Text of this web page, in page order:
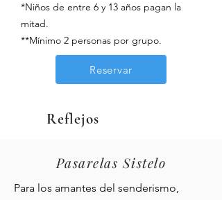
*Niños de entre 6 y 13 años pagan la
mitad.
**Mínimo 2 personas por grupo.
Reservar
Reflejos
Pasarelas Sistelo
Para los amantes del senderismo,